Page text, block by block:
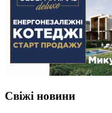
Свіжі новини